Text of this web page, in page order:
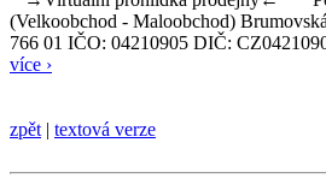
(Velkoobchod - Maloobchod)
766 01 IČO: 04210905 DIČ:
více ›
zpět | textová verze